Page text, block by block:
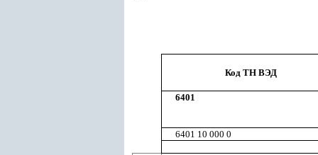
Код ТН ВЭД
6401
6401 10 000 0